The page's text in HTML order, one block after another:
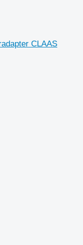
CLAAS